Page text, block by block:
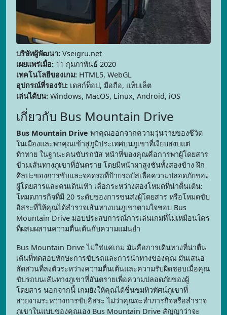
บริษัทผู้พัฒนา: Vseigru.net
เผยแพร่เมื่อ: 11 กุมภาพันธ์ 2020
เทคโนโลยีของเกม: HTML5, WebGL
อุปกรณ์ที่รองรับ: เดสก์ท็อป, มือถือ, แท็บเล็ต
เล่นได้บน: Windows, MacOS, Linux, Android, iOS
เกี่ยวกับ Bus Mountain Drive
Bus Mountain Drive พาคุณออกจากความวุ่นวายของชีวิต
ในเมืองและพาคุณเข้าสู่ภูมิประเทศบนภูเขาที่เงียบสงบแต่
ท้าทาย ในฐานะคนขับรถบัส หน้าที่ของคุณคือการพาผู้โดยสาร
ข้ามเส้นทางภูเขาที่อันตราย โดยมีหน้าผาสูงชันทั้งสองข้าง ฝึก
ศิลปะของการขับและจอดรถที่ป้ายรถบัสเพื่อความปลอดภัยของ
ผู้โดยสารและคนเดินเท้า เลือกระหว่างสองโหมดที่น่าตื่นเต้น:
โหมดภารกิจที่มี 20 ระดับของการขนส่งผู้โดยสาร หรือโหมดขับ
อิสระที่ให้คุณได้สำรวจเส้นทางบนภูเขาตามใจชอบ Bus
Mountain Drive มอบประสบการณ์การเล่นเกมที่ไม่เหมือนใคร
ที่ผสมผสานความตื่นเต้นกับความแม่นยำ
Bus Mountain Drive ไม่ใช่แค่เกม มันคือการเดินทางที่น่าตื่น
เต้นที่ทดสอบทักษะการขับรถและการนำทางของคุณ มันเสนอ
สัดส่วนที่ลงตัวระหว่างความตื่นเต้นและความรับผิดชอบเมื่อคุณ
ขับรถบนเส้นทางภูเขาที่อันตรายเพื่อความปลอดภัยของผู้
โดยสาร นอกจากนี้ เกมยังให้คุณได้ชื่นชมทิวทัศน์ภูเขาที่
สวยงามระหว่างการขับอิสระ ไม่ว่าคุณจะทำภารกิจหรือสำรวจ
ภูเขาในแบบของคุณเอง Bus Mountain Drive สัญญาว่าจะ